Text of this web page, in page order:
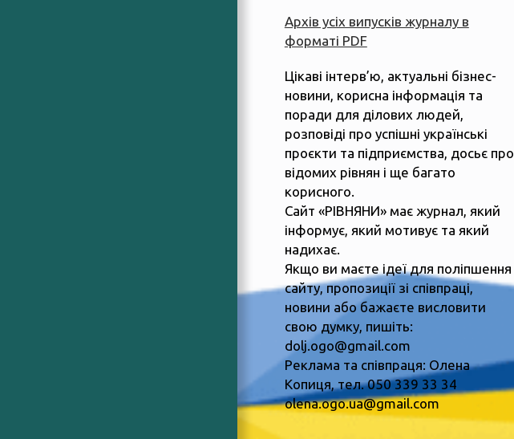
Архів усіх випусків журналу в
форматі PDF
Цікаві інтерв’ю, актуальні бізнес-
новини, корисна інформація та
поради для ділових людей,
розповіді про успішні українські
проєкти та підприємства, досьє про
відомих рівнян і ще багато
корисного.
Сайт «РІВНЯНИ» має журнал, який
інформує, який мотивує та який
надихає.
Якщо ви маєте ідеї для поліпшення
сайту, пропозиції зі співпраці,
новини або бажаєте висловити
свою думку, пишіть:
dolj.ogo@gmail.com
Реклама та співпраця: Олена
Копиця, тел. 050 339 33 34
olena.ogo.ua@gmail.com